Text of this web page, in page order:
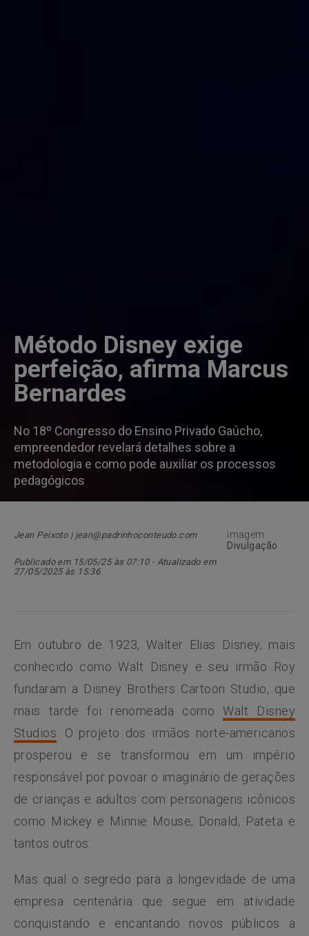
Método Disney exige
perfeição, afirma Marcus
Bernardes
No 18º Congresso do Ensino Privado Gaúcho,
empreendedor revelará detalhes sobre a
metodologia e como pode auxiliar os processos
pedagógicos
Jean Peixoto | jean@padrinhoconteudo.com
Publicado em 15/05/25 às 07:10 - Atualizado em
27/05/2025 às 15:36
imagem:
Divulgação
Em outubro de 1923, Walter Elias Disney, mais
conhecido como Walt Disney e seu irmão Roy
fundaram a Disney Brothers Cartoon Studio, que
mais tarde foi renomeada comoWalt Disney
Studios . O projeto dos irmãos norte-americanos
prosperou e se transformou em um império
responsável por povoar o imaginário de gerações
de crianças e adultos com personagens icônicos
como Mickey e Minnie Mouse, Donald, Pateta e
tantos outros.
Mas qual o segredo para a longevidade de uma
empresa centenária que segue em atividade
conquistando e encantando novos públicos a